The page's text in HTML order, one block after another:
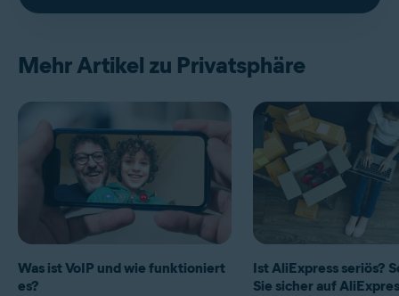
Mehr Artikel zu Privatsphäre
Was ist VoIP und wie funktioniert
es?
Ist AliExpress seriös?
Sie sicher auf